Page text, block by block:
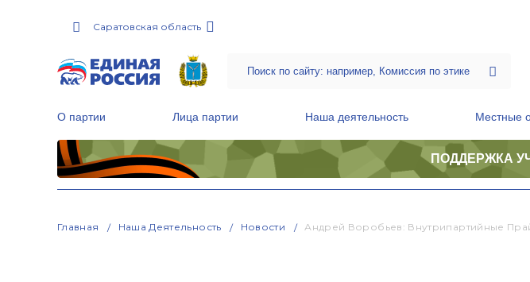
Саратовская область
О партии Лица партии Наша деятельность Местные
ПОДДЕРЖКА
Главная Наша Деятельность Новости Андрей Воробьев: Внутрипартийные